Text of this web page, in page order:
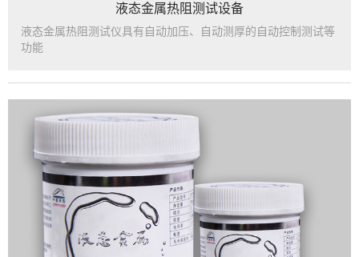
液态金属热阻测试设备
液态金属热阻测试仪具有自动加压、自动测厚的自动控制测试等
功能